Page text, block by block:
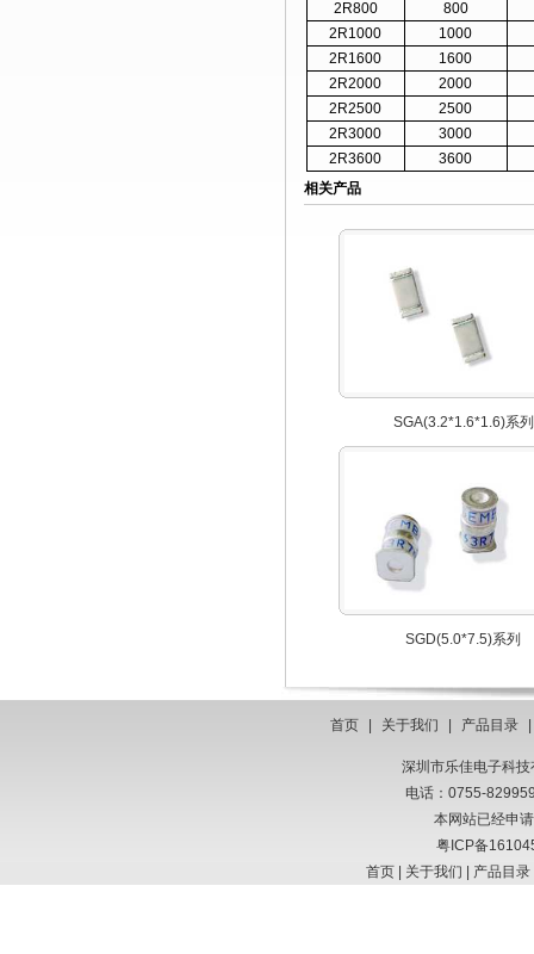
2R800
800
2R1000
1000
2R1600
1600
2R2000
2000
2R2500
2500
2R3000
3000
2R3600
3600
相关产品
SGA(3.2*1.6*1.6)系列
SGD(5.0*7.5)系列
首页 关于我们 产品目录
深圳市乐佳电子科
电话：0755-
本网站已经申
粤ICP备
首页
关于我们 产品目录